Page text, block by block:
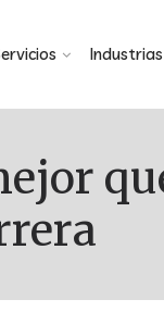
Industrias